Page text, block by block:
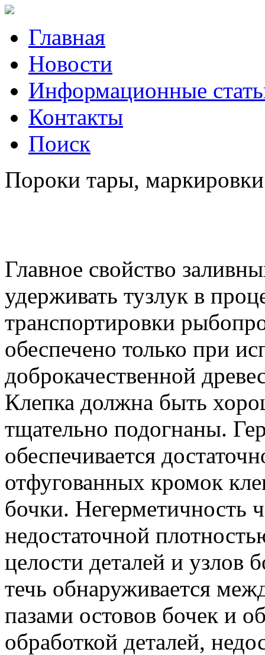
Главная
Новости
Информационные
Контакты
Поиск
Пороки тары,
Главное свойство
удерживать тузлук в
транспортировки
обеспечено только при
доброкачественной
Клепка должна быть
тщательно подогнаны.
обеспечивается
отфугованных кромок
бочки. Негерметичность
недостаточной
целости деталей и узлов
течь обнаруживается
пазами остовов бочек и
обработкой деталей,